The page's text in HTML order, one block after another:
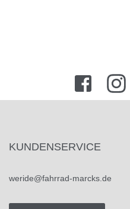
KUNDENSERVICE
weride@fahrrad-marcks.de